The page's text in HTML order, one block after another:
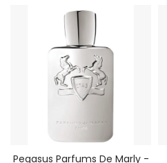
Pegasus Parfums De Marly -